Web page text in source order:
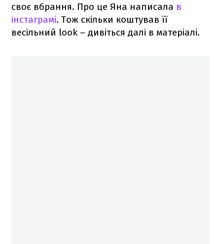
своє вбрання. Про це Яна написала в
інстаграмі. Тож скільки коштував її
весільний look – дивіться далі в матеріалі.